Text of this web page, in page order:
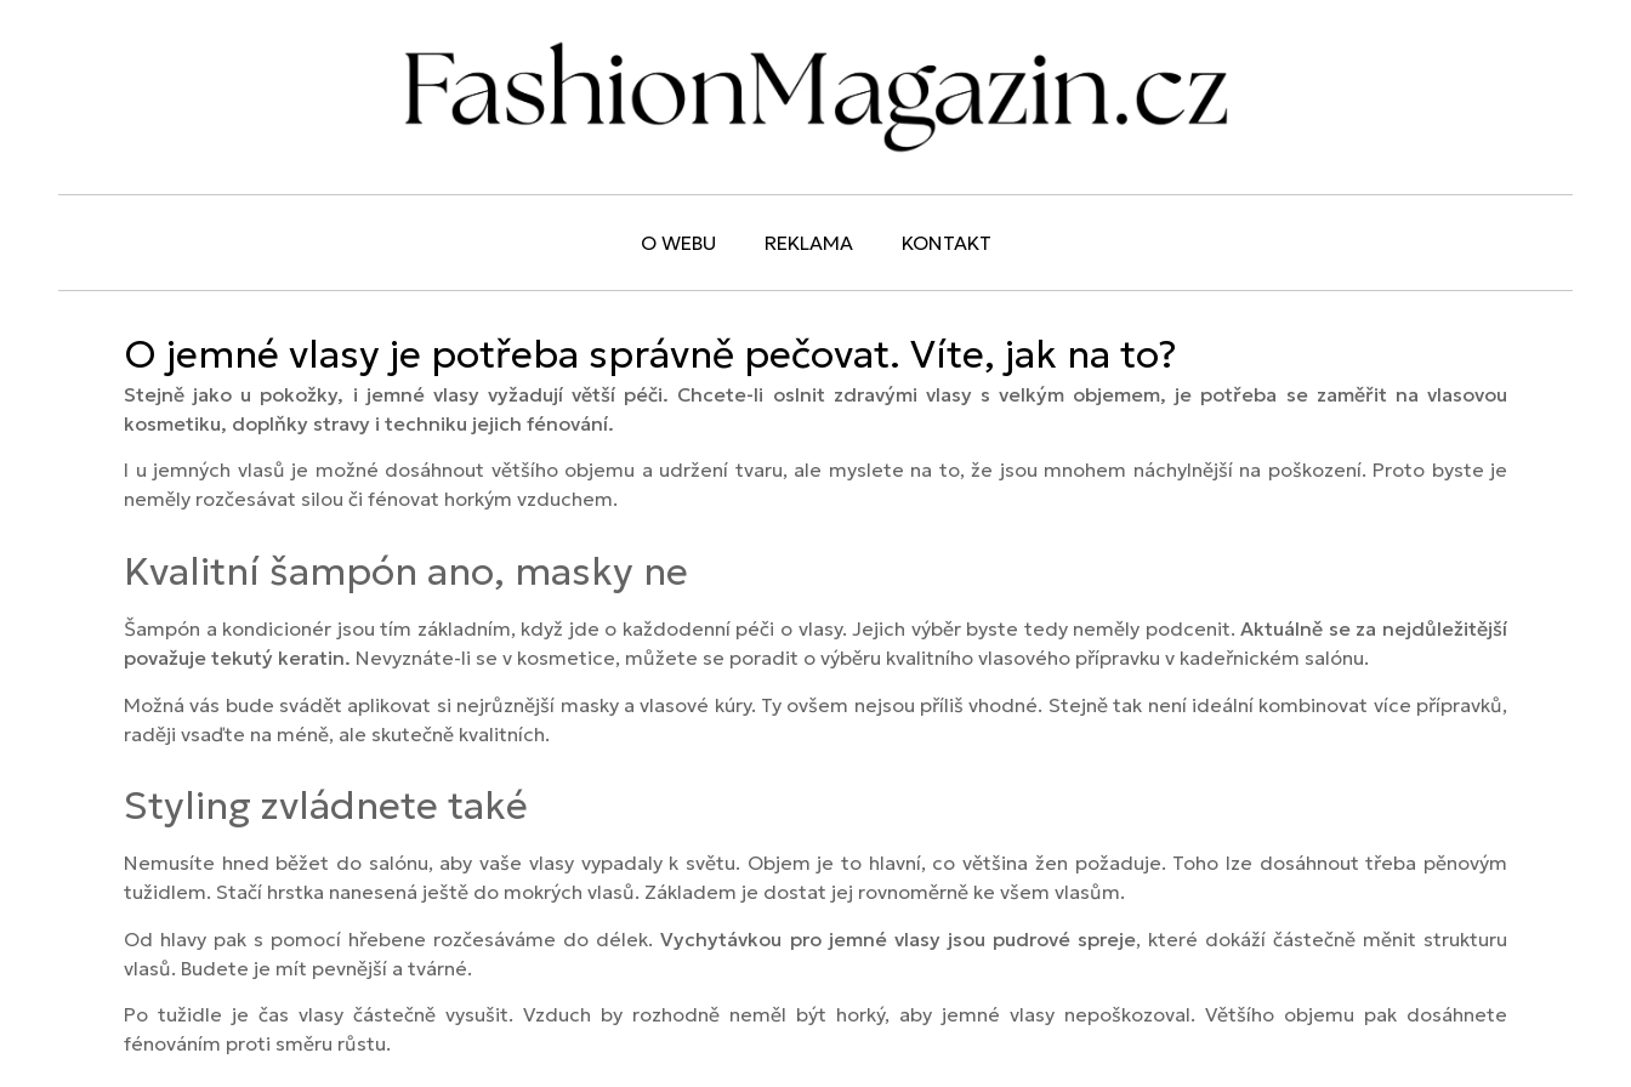
O WEBU REKLAMA KONTAKT
O jemné vlasy je potřeba správně pečovat. Víte, jak na to?
Stejně jako u pokožky, i jemné vlasy vyžadují větší péči. Chcete-li oslnit zdravými vlasy s velkým objemem, je potřeba se zaměřit na vlasovou
kosmetiku, doplňky stravy i techniku jejich fénování.
I u jemných vlasů je možné dosáhnout většího objemu a udržení tvaru, ale myslete na to, že jsou mnohem náchylnější na poškození. Proto byste je
neměly rozčesávat silou či fénovat horkým vzduchem.
Kvalitní šampón ano, masky ne
Šampón a kondicionér jsou tím základním, když jde o každodenní péči o vlasy. Jejich výběr byste tedy neměly podcenit.Aktuálně se za nejdůležitější
považuje tekutý keratin. Nevyznáte-li se v kosmetice, můžete se poradit o výběru kvalitního vlasového přípravku v kadeřnickém salónu.
Možná vás bude svádět aplikovat si nejrůznější masky a vlasové kúry. Ty ovšem nejsou příliš vhodné. Stejně tak není ideální kombinovat více přípravků,
raději vsaďte na méně, ale skutečně kvalitních.
Styling zvládnete také
Nemusíte hned běžet do salónu, aby vaše vlasy vypadaly k světu. Objem je to hlavní, co většina žen požaduje. Toho lze dosáhnout třeba pěnovým
tužidlem. Stačí hrstka nanesená ještě do mokrých vlasů. Základem je dostat jej rovnoměrně ke všem vlasům.
Od hlavy pak s pomocí hřebene rozčesáváme do délek.Vychytávkou pro jemné vlasy jsou pudrové spreje, které dokáží částečně měnit strukturu
vlasů. Budete je mít pevnější a tvárné.
Po tužidle je čas vlasy částečně vysušit. Vzduch by rozhodně neměl být horký, aby jemné vlasy nepoškozoval. Většího objemu pak dosáhnete
fénováním proti směru růstu.